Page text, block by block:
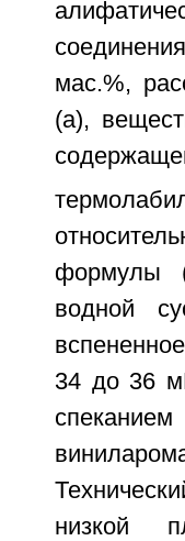
мас.%,
(а),
формулы
водной
34 до 36
низкой